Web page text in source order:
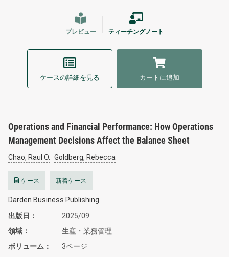
プレビュー ティーチングノート
ケースの詳細を見る カートに追加
Operations and Financial Performance: How Operations
Management Decisions Affect the Balance Sheet
Chao, Raul O. Goldberg, Rebecca
ケース 新着ケース
Darden Business Publishing
出版日
2025/09
領域
生産・業務管理
ボリューム
3ページ